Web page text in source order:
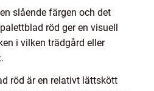
slående färgen och det
röd ger en visuell
i vilken trädgård eller
röd är en relativt lättskött